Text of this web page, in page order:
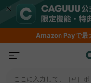
AmazonPayで最
ここに入力して、［↵］ボ